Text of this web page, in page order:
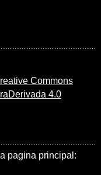
Commons
4.0
pagina principal: